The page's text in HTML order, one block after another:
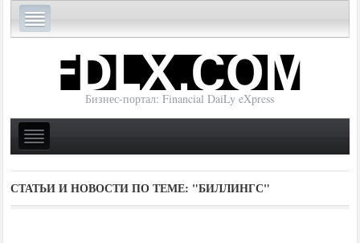
Бизнес-портал: Financial DaiLy eXpress
СТАТЬИ И НОВОСТИ ПО ТЕМЕ: "БИЛЛИНГС"